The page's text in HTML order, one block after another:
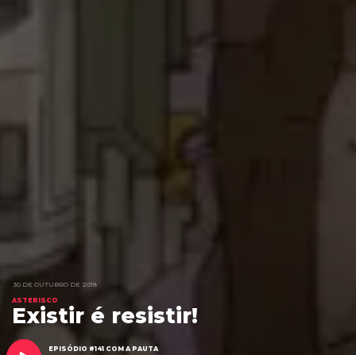
30 DE OUTUBRO DE 2018
ASTERISCO
Existir é resistir!
EPISÓDIO #141 COM A PAUTA